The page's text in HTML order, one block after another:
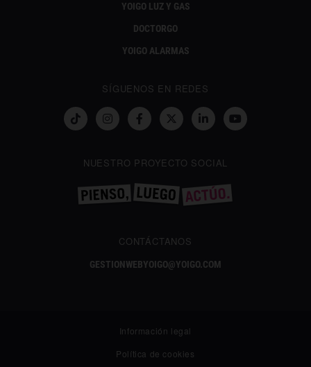
YOIGO LUZ Y GAS
DOCTORGO
YOIGO ALARMAS
SÍGUENOS EN REDES
NUESTRO PROYECTO SOCIAL
CONTÁCTANOS
GESTIONWEBYOIGO@YOIGO.COM
Información legal
Política de cookies